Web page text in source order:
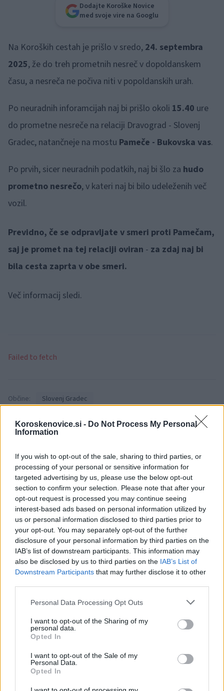
Koroskenovice.si - Do Not Process My Personal
Information
If you wish to opt-out of the sale, sharing to third parties, or
processing of your personal or sensitive information for
targeted advertising by us, please use the below opt-out
section to confirm your selection. Please note that after your
opt-out request is processed you may continue seeing
interest-based ads based on personal information utilized by
us or personal information disclosed to third parties prior to
your opt-out. You may separately opt-out of the further
disclosure of your personal information by third parties on the
IAB’s list of downstream participants. This information may
also be disclosed by us to third parties on the IAB’s List of
Downstream Participants that may further disclose it to other
Please note that this website/app uses one or more Google
not limited to your visit or usage behaviour. You may click to
grant or deny consent to Google and its third-party tags to
use your data for below specified purposes in below Google
consent section.
Personal Data Processing Opt Outs
I want to opt-out of the Sharing of my
personal data.
Opted In
I want to opt-out of the Sale of my
Personal Data.
Opted In
Dodajte Koroške Novice
med svoje vire na Googlu
Na Koroških cestah je prišlo v sredo, 24. septembra
2025, že do treh prometnih nesreč v dopoldanskem
času, a nesreča ne počiva niti v popoldanskih urah.
Po neuradnih inforamcijah naj bi prišlo okoli 15.40 ure
do prometne nesreče na relaciji Dravograd - Slovenj
Gradec, natančneje na mostu Pameče - Bukovska vas.
Po prvih, sicer neuradnih podatkih, naj bi šlo za hudo
prometno nesrečo, v kateri naj bi bilo udeleženih več
vozil.
Previdno, če se odpravljate v smeri proti Pamečam,
saj je promet na tej relaciji oviran - za zdaj naj bi
bila cesta zaprta v obe smeri.
Več informacij sledi.
Failed to fetch
Občine: Slovenj Gradec
Kategorije: Črna kronika Kronika
Ključne besede:
nesreča
Pameče
policija
prometna nesreča
vožnja
Več iz kraja Slovenj Gradec
Nesreča v Hudi Luknji: cesta
med Velenjem in Slovenj
Gradcem znova prevozna,
promet izmenično enosmeren
Pet koroških gostiln in
restavracij v vodniku